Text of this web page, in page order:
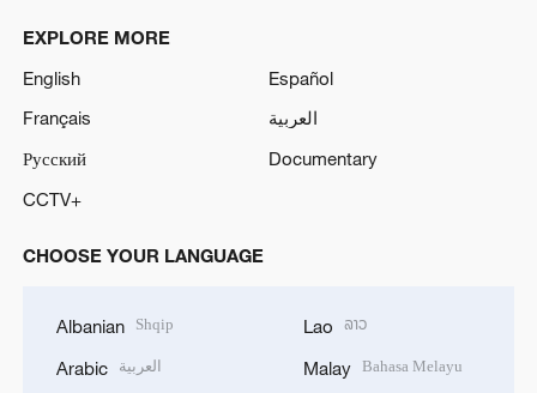
EXPLORE MORE
English
Español
Français
العربية
Русский
Documentary
CCTV+
CHOOSE YOUR LANGUAGE
Albanian Shqip
Arabic العربية
Lao ລາວ
Malay Bahasa Melayu